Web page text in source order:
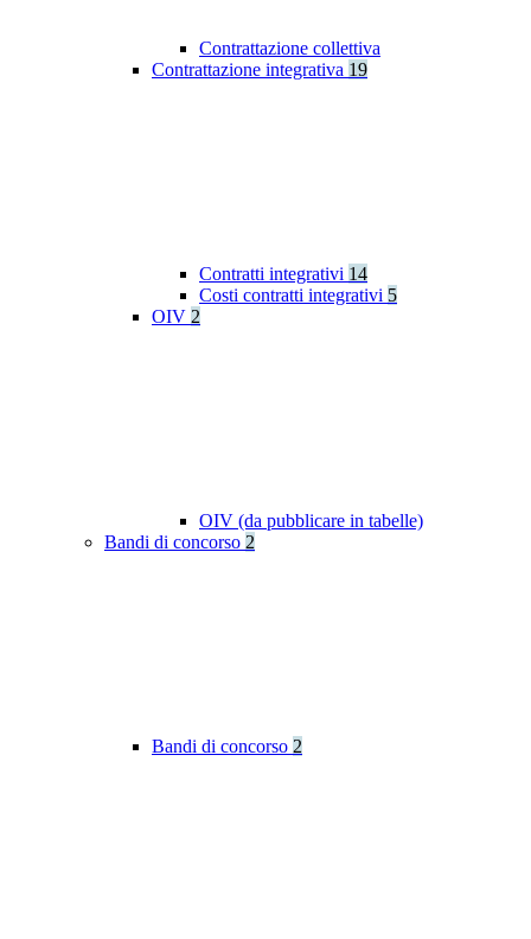
Contrattazione collettiva
Contrattazione integrativa 19
Contratti integrativi 14
Costi contratti integrativi 5
OIV 2
OIV (da pubblicare in tabelle)
Bandi di concorso 2
Bandi di concorso 2